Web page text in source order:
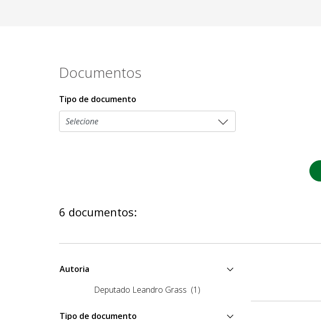
Documentos
Tipo de documento
6 documentos:
Autoria
Deputado Leandro Grass (1)
Tipo de documento